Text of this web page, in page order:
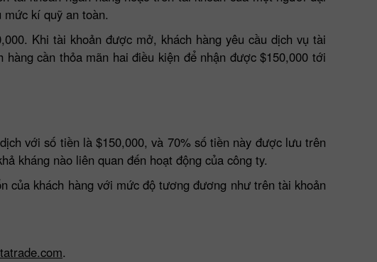
kí quỹ an toàn.
Khi tài khoản được mở, khách hàng yêu cầu dịch vụ tài
cần thỏa mãn hai điều kiện để nhận được $150,000 tới
với số tiền là $150,000, và 70% số tiền này được lưu trên
kháng nào liên quan đến hoạt động của công ty.
của khách hàng với mức độ tương đương như trên tài khoản
.